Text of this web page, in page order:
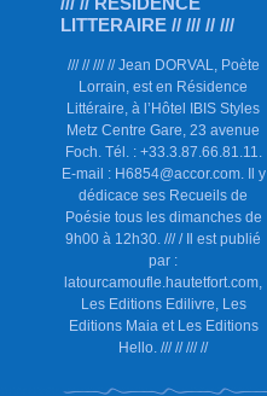
LITTERAIRE // /// // ///
/// // /// // Jean DORVAL, Poète
Lorrain, est en Résidence
Littéraire, à l’Hôtel IBIS Styles
Metz Centre Gare, 23 avenue
Foch. Tél. : +33.3.87.66.81.11.
E-mail : H6854@accor.com. Il y
dédicace ses Recueils de
Poésie tous les dimanches de
9h00 à 12h30. /// / Il est publié
par :
latourcamoufle.hautetfort.com,
Les Editions Edilivre, Les
Editions Maia et Les Editions
Hello. /// // /// //